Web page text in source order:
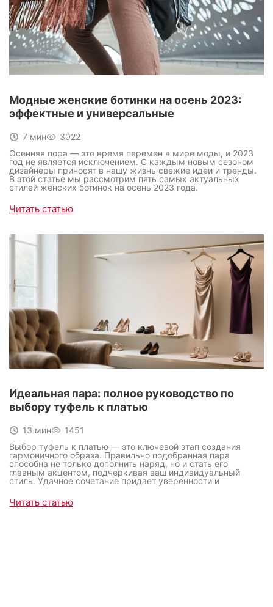
Модные женские ботинки на осень 2023:
эффектные и универсальные
7 мин
3022
Осенняя пора — это время перемен в мире моды, и 2023
год не является исключением. С каждым новым сезоном
дизайнеры приносят в нашу жизнь свежие идеи и тренды.
В этой статье мы рассмотрим пять самых актуальных
стилей женских ботинок на осень 2023 года.
Читать статью
Идеальная пара: полное руководство по
выбору туфель к платью
13 мин
1451
Выбор туфель к платью — это ключевой этап создания
гармоничного образа. Правильно подобранная пара
способна не только дополнить наряд, но и стать его
главным акцентом, подчеркивая ваш индивидуальный
стиль. Удачное сочетание придает уверенности и
гарантирует, что весь ансамбль выглядит продуманным до
мелочей. Это искусство, овладев которым, вы легко
превратите даже самое простое платье в эффектный наряд
Читать статью